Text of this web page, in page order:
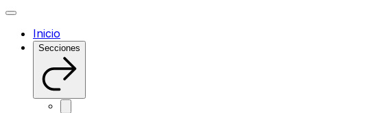
Inicio
Secciones